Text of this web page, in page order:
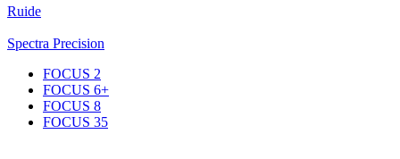
Ruide
Spectra Precision
FOCUS 2
FOCUS 6+
FOCUS 8
FOCUS 35